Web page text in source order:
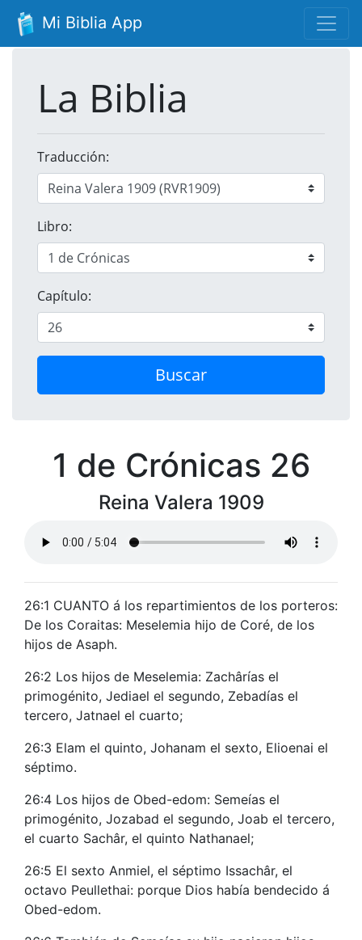
Mi Biblia App
La Biblia
Traducción:
Libro:
Capítulo:
Buscar
1 de Crónicas 26
Reina Valera 1909
26:1 CUANTO á los repartimientos de los porteros:
De los Coraitas: Meselemia hijo de Coré, de los
hijos de Asaph.
26:2 Los hijos de Meselemia: Zachârías el
primogénito, Jediael el segundo, Zebadías el
tercero, Jatnael el cuarto;
26:3 Elam el quinto, Johanam el sexto, Elioenai el
séptimo.
26:4 Los hijos de Obed-edom: Semeías el
primogénito, Jozabad el segundo, Joab el tercero,
el cuarto Sachâr, el quinto Nathanael;
26:5 El sexto Anmiel, el séptimo Issachâr, el
octavo Peullethai: porque Dios había bendecido á
Obed-edom.